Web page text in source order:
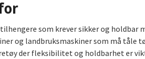
som krever sikker og holdbar
og landbruksmaskiner som må tåle
der fleksibilitet og holdbarhet er